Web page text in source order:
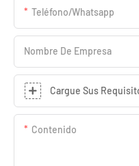
Teléfono/whatsapp
Nombre De Empresa
Cargue Sus
Contenido